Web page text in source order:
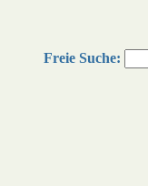
Freie Suche: